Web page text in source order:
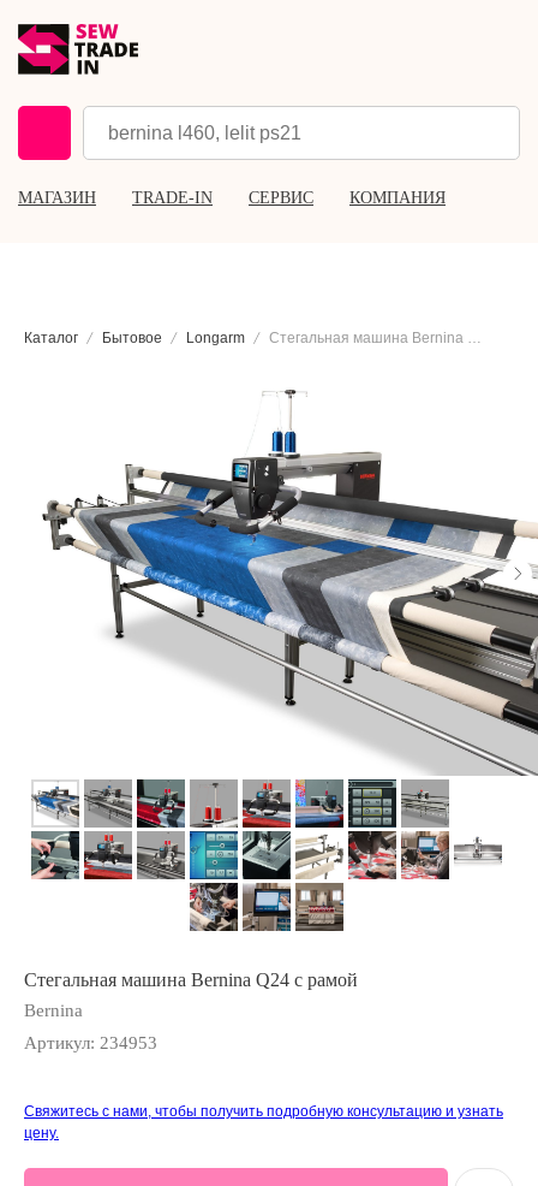
МАГАЗИН TRADE-IN СЕРВИС КОМПАНИЯ
Каталог Бытовое Longarm
Стегальная машина Bernina Q24 с рамой
Bernina
Артикул: 234953
Свяжитесь с нами, чтобы получить подробную консультацию и узнать
цену.